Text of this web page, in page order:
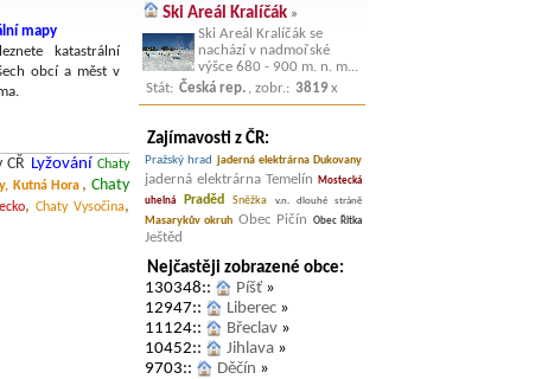
mapy
katastrální
obcí a měst v
CŘ Lyžování Chaty
Kutná Hora ,Chaty
,Chaty Vysočina,
Ski Areál Kralíčák »
Ski Areál Kralíčák se
nachází v nadmořské
výšce 680 - 900 m. n. m...
Stát: Česká rep. , zobr.: 3819x
Zajímavosti z ČR:
Pražský hrad jaderná elektrárna Dukovany
jaderná elektrárna Temelín
Mostecká
uhelná
Praděd Sněžka v.n. dlouhé stráně
Masarykův okruh Obec Pičín Obec Řitka
Ještěd
Nejčastěji zobrazené obce:
130348::
Píšť »
12947::
Liberec »
11124::
Břeclav »
10452::
Jihlava »
9703::
Děčín »